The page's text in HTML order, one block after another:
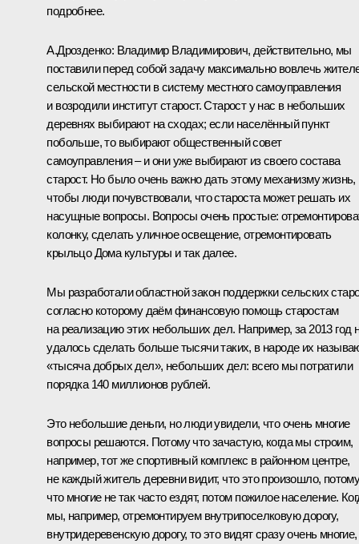
подробнее.
А.Дрозденко: Владимир Владимирович, действительно, мы
поставили перед собой задачу максимально вовлечь
сельской местности в систему местного самоуправления
и возродили институт старост. Старост у нас в небольших
деревнях выбирают на сходах; если населённый пункт
побольше, то выбирают общественный совет
самоуправления – и они уже выбирают из своего состава
старост. Но было очень важно дать этому механизму жизнь,
чтобы люди почувствовали, что староста может решать их
насущные вопросы. Вопросы очень простые:
колонку, сделать уличное освещение, отремонтировать
крыльцо Дома культуры и так далее.
Мы разработали областной закон поддержки сельских
согласно которому даём финансовую помощь старостам
на реализацию этих небольших дел. Например, за 2013 год
удалось сделать больше тысячи таких, в народе их
«тысяча добрых дел», небольших дел: всего мы потратили
порядка 140 миллионов рублей.
Это небольшие деньги, но люди увидели, что очень многие
вопросы решаются. Потому что зачастую, когда мы строим,
например, тот же спортивный комплекс в районном центре,
не каждый житель деревни видит, что это произошло,
что многие не так часто ездят, потом пожилое население.
мы, например, отремонтируем внутрипоселковую дорогу,
внутридеревенскую дорогу, то это видят сразу очень многие,